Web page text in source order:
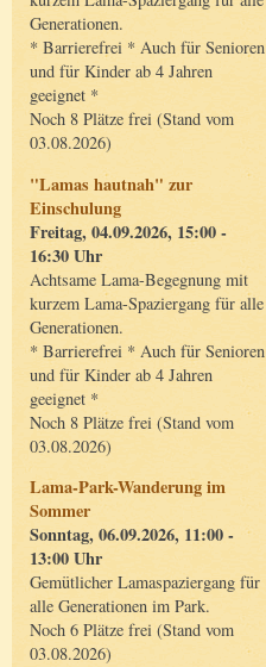
Generationen.
* Barrierefrei * Auch für Senioren
und für Kinder ab 4 Jahren
geeignet *
Noch 8 Plätze frei (Stand vom
03.08.2026)
"Lamas hautnah" zur
Einschulung
Freitag, 04.09.2026, 15:00 -
16:30 Uhr
Achtsame Lama-Begegnung mit
kurzem Lama-Spaziergang für alle
Generationen.
* Barrierefrei * Auch für Senioren
und für Kinder ab 4 Jahren
geeignet *
Noch 8 Plätze frei (Stand vom
03.08.2026)
Lama-Park-Wanderung im
Sommer
Sonntag, 06.09.2026, 11:00 -
13:00 Uhr
Gemütlicher Lamaspaziergang für
alle Generationen im Park.
Noch 6 Plätze frei (Stand vom
03.08.2026)